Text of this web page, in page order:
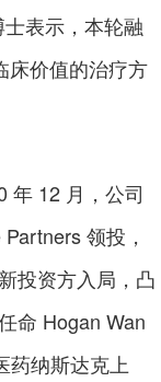
表示，本轮融
床价值的治疗方
年 12 月，公司
领投，
投资方入局，凸
命 Hogan Wan
药纳斯达克上